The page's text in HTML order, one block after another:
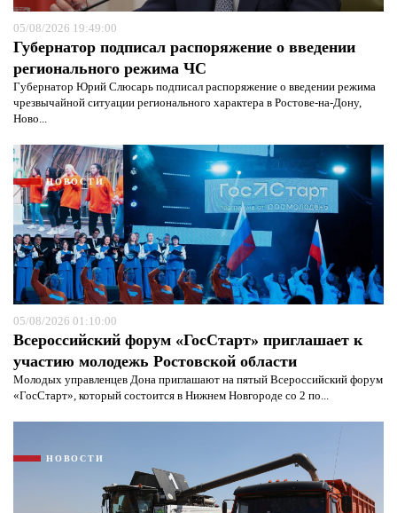
05/08/2026 19:49:00
Губернатор подписал распоряжение о введении
регионального режима ЧС
Губернатор Юрий Слюсарь подписал распоряжение о введении режима
чрезвычайной ситуации регионального характера в Ростове-на-Дону,
Ново...
НОВОСТИ
05/08/2026 01:10:00
Всероссийский форум «ГосСтарт» приглашает к
участию молодежь Ростовской области
Молодых управленцев Дона приглашают на пятый Всероссийский форум
«ГосСтарт», который состоится в Нижнем Новгороде со 2 по...
НОВОСТИ
Я согласен с
защиты информации*
Я согласен сполитикой конфиденциальности и
защиты информации*